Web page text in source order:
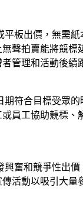
板出價，無需
聲拍賣能將競標
管理和活動後續
符合目標受眾
員工協助競標
奮和競爭性出
動以吸引大